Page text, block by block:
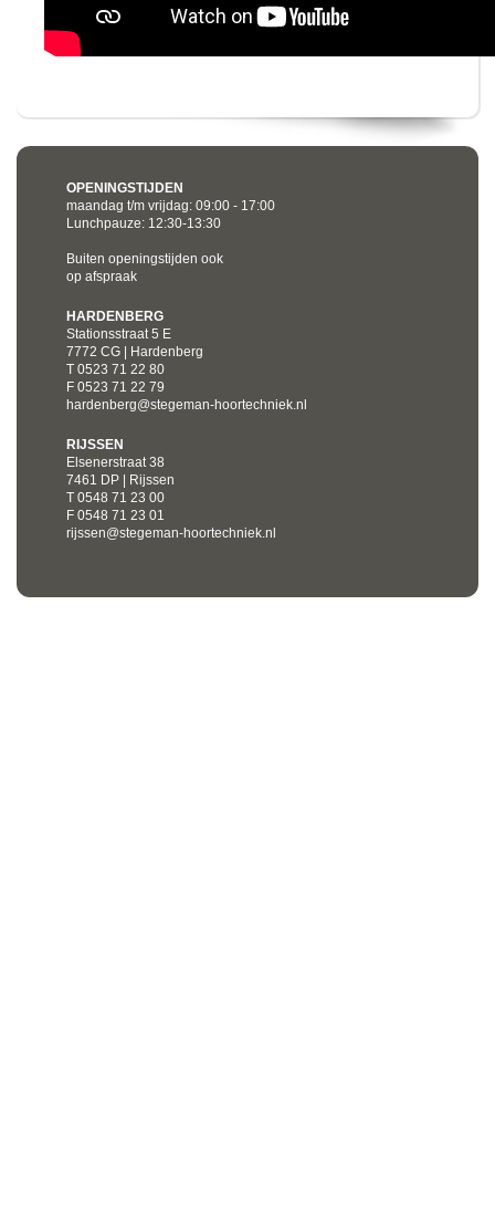
OPENINGSTIJDEN
maandag t/m vrijdag: 09:00 - 17:00
Lunchpauze: 12:30-13:30
Buiten openingstijden ook
op afspraak
HARDENBERG
Stationsstraat 5 E
7772 CG | Hardenberg
T 0523 71 22 80
F 0523 71 22 79
hardenberg@stegeman-hoortechniek.nl
RIJSSEN
Elsenerstraat 38
7461 DP | Rijssen
T 0548 71 23 00
F 0548 71 23 01
rijssen@stegeman-hoortechniek.nl